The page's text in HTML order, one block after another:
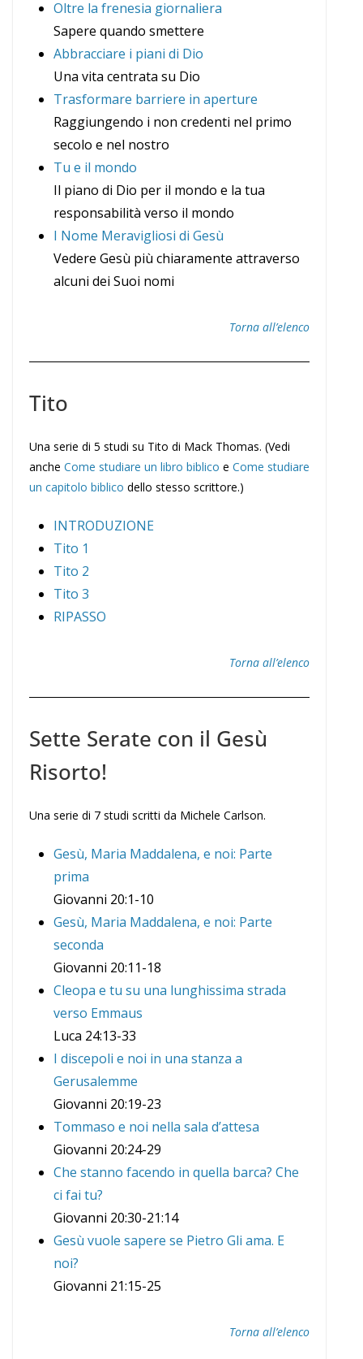
Oltre la frenesia giornaliera
Sapere quando smettere
Abbracciare i piani di Dio
Una vita centrata su Dio
Trasformare barriere in aperture
Raggiungendo i non credenti nel primo
secolo e nel nostro
Tu e il mondo
Il piano di Dio per il mondo e la tua
responsabilità verso il mondo
I Nome Meravigliosi di Gesù
Vedere Gesù più chiaramente attraverso
alcuni dei Suoi nomi
Torna all’elenco
Tito
Una serie di 5 studi su Tito di Mack Thomas. (Vedi
anche Come studiare un libro biblico e Come studiare
un capitolo biblico dello stesso scrittore.)
INTRODUZIONE
Tito 1
Tito 2
Tito 3
RIPASSO
Torna all’elenco
Sette Serate con il Gesù
Risorto!
Una serie di 7 studi scritti da Michele Carlson.
Gesù, Maria Maddalena, e noi: Parte
prima
Giovanni 20:1-10
Gesù, Maria Maddalena, e noi: Parte
seconda
Giovanni 20:11-18
Cleopa e tu su una lunghissima strada
verso Emmaus
Luca 24:13-33
I discepoli e noi in una stanza a
Gerusalemme
Giovanni 20:19-23
Tommaso e noi nella sala d’attesa
Giovanni 20:24-29
Che stanno facendo in quella barca? Che
ci fai tu?
Giovanni 20:30-21:14
Gesù vuole sapere se Pietro Gli ama. E
noi?
Giovanni 21:15-25
Torna all’elenco